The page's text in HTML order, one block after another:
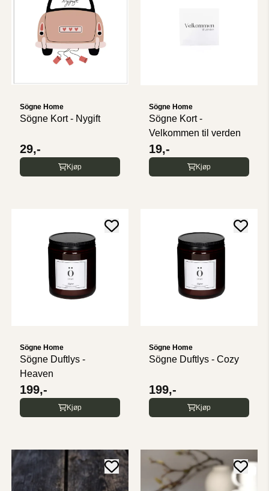
Sögne Home
Sögne Kort - Nygift
29,-
Kjøp
Sögne Home
Sögne Kort -
Velkommen til verden
19,-
Kjøp
Sögne Home
Sögne Duftlys -
Heaven
199,-
Kjøp
Sögne Home
Sögne Duftlys - Cozy
199,-
Kjøp